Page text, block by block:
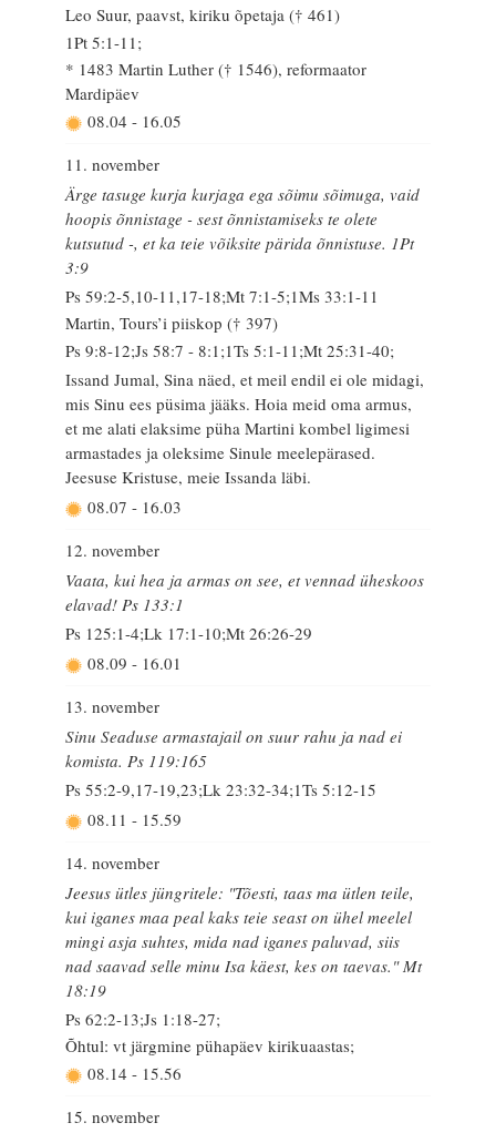
Leo Suur, paavst, kiriku õpetaja († 461)
1Pt 5:1-11;
* 1483 Martin Luther († 1546), reformaator
Mardipäev
08.04 - 16.05
11. november
Ärge tasuge kurja kurjaga ega sõimu sõimuga, vaid
hoopis õnnistage - sest õnnistamiseks te olete
kutsutud -, et ka teie võiksite pärida õnnistuse. 1Pt
3:9
Ps 59:2-5,10-11,17-18;Mt 7:1-5;1Ms 33:1-11
Martin, Tours’i piiskop († 397)
Ps 9:8-12;Js 58:7 - 8:1;1Ts 5:1-11;Mt 25:31-40;
Issand Jumal, Sina näed, et meil endil ei ole midagi,
mis Sinu ees püsima jääks. Hoia meid oma armus,
et me alati elaksime püha Martini kombel ligimesi
armastades ja oleksime Sinule meelepärased.
Jeesuse Kristuse, meie Issanda läbi.
08.07 - 16.03
12. november
Vaata, kui hea ja armas on see, et vennad üheskoos
elavad! Ps 133:1
Ps 125:1-4;Lk 17:1-10;Mt 26:26-29
08.09 - 16.01
13. november
Sinu Seaduse armastajail on suur rahu ja nad ei
komista. Ps 119:165
Ps 55:2-9,17-19,23;Lk 23:32-34;1Ts 5:12-15
08.11 - 15.59
14. november
Jeesus ütles jüngritele: "Tõesti, taas ma ütlen teile,
kui iganes maa peal kaks teie seast on ühel meelel
mingi asja suhtes, mida nad iganes paluvad, siis
nad saavad selle minu Isa käest, kes on taevas." Mt
18:19
Ps 62:2-13;Js 1:18-27;
Õhtul: vt järgmine pühapäev kirikuaastas;
08.14 - 15.56
15. november